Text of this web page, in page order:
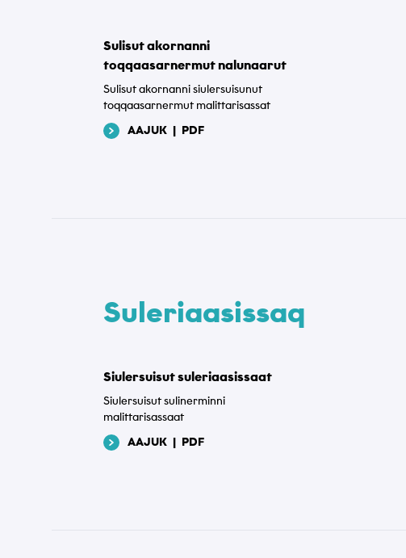
Sulisut akornanni
toqqaasarnermut nalunaarut
Sulisut akornanni siulersuisunut
toqqaasarnermut malittarisassat
AAJUK | PDF
Suleriaasissaq
Siulersuisut suleriaasissaat
Siulersuisut sulinerminni
malittarisassaat
AAJUK | PDF